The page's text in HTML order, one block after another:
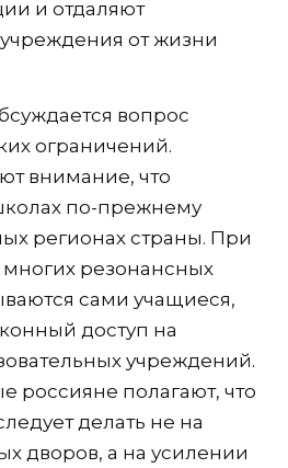
и отдаляют
от жизни
вопрос
ограничений.
внимание, что
по-прежнему
регионах страны. При
резонансных
сами учащиеся,
доступ на
учреждений.
россияне полагают, что
делать не на
дворов, а на усилении